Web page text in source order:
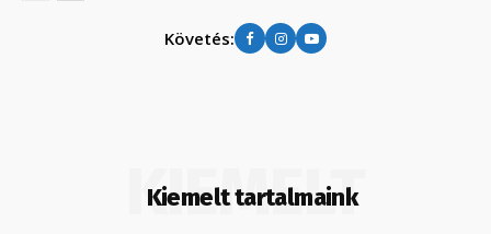
Követés:
Kiemelt tartalmaink
KIEMELT